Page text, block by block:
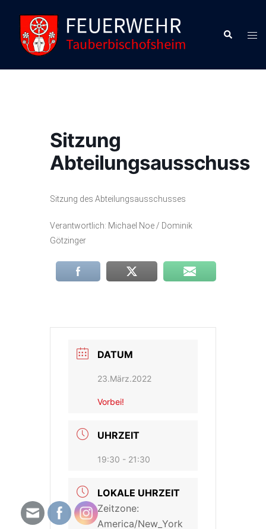
Inhalt
springen
Suche
Sitzung
Abteilungsausschuss
Sitzung des Abteilungsausschusses
Verantwortlich: Michael Noe / Dominik
Götzinger
DATUM
23.März.2022
Vorbei!
UHRZEIT
19:30 - 21:30
LOKALE UHRZEIT
Zeitzone:
America/New_York